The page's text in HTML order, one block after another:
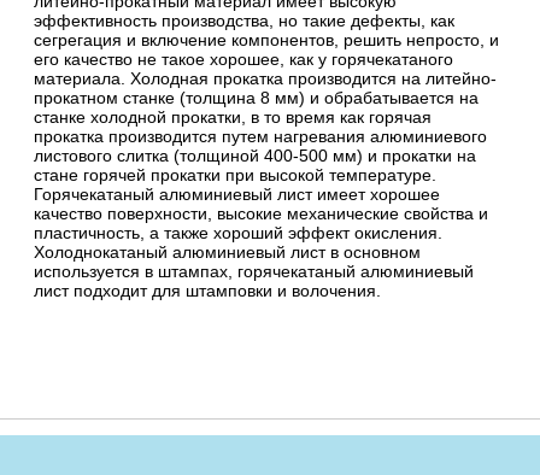
эффективность производства, но такие дефекты, как
сегрегация и включение компонентов, решить непросто, и
его качество не такое хорошее, как у горячекатаного
материала. Холодная прокатка производится на литейно-
прокатном станке (толщина 8 мм) и обрабатывается на
станке холодной прокатки, в то время как горячая
прокатка производится путем нагревания алюминиевого
листового слитка (толщиной 400-500 мм) и прокатки на
стане горячей прокатки при высокой температуре.
Горячекатаный алюминиевый лист имеет хорошее
качество поверхности, высокие механические свойства и
пластичность, а также хороший эффект окисления.
Холоднокатаный алюминиевый лист в основном
используется в штампах, горячекатаный алюминиевый
лист подходит для штамповки и волочения.